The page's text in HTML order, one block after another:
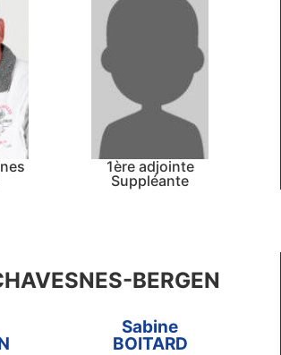
1ère adjointe
Suppléante
BERGEN
Sabine
BOITARD